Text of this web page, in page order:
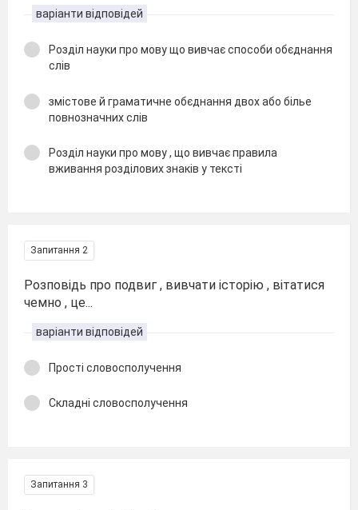
варіанти відповідей
Розділ науки про мову що вивчає способи обєднання
слів
змістове й граматичне обєднання двох або білье
повнозначних слів
Розділ науки про мову , що вивчає правила
вживання розділових знаків у тексті
Запитання 2
Розповідь про подвиг , вивчати історію , вітатися
чемно , це...
варіанти відповідей
Прості словосполучення
Складні словосполучення
Запитання 3